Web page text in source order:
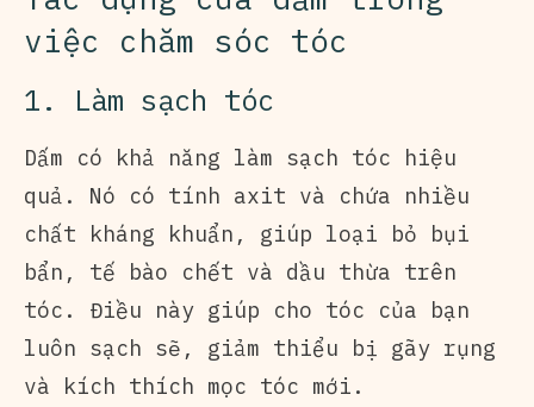
việc chăm sóc tóc
1. Làm sạch tóc
Dấm có khả năng làm sạch tóc hiệu
quả. Nó có tính axit và chứa nhiều
chất kháng khuẩn, giúp loại bỏ bụi
bẩn, tế bào chết và dầu thừa trên
tóc. Điều này giúp cho tóc của bạn
luôn sạch sẽ, giảm thiểu bị gãy rụng
và kích thích mọc tóc mới.